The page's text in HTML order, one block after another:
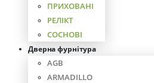
ПРИХОВАНІ
РЕЛІКТ
СОСНОВІ
Дверна фурнітура
AGB
ARMADILLO